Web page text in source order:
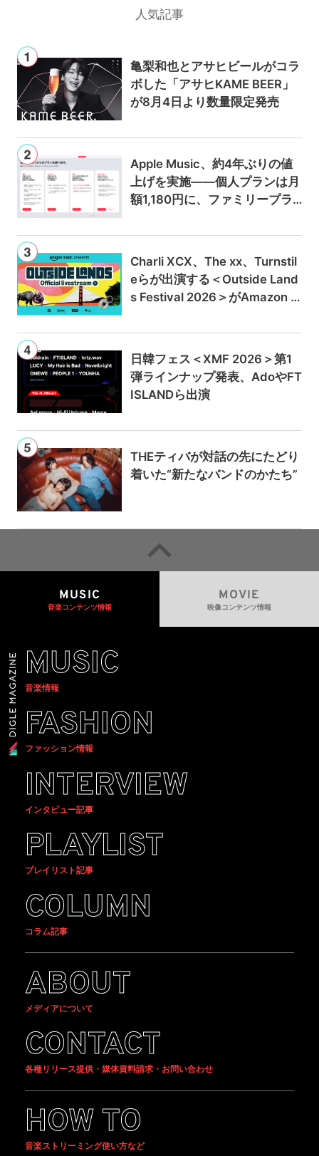
人気記事
亀梨和也とアサヒビールがコラ
ボした「アサヒKAME BEER」
が8月4日より数量限定発売
Apple Music、約4年ぶりの値
上げを実施——個人プランは月
額1,180円に、ファミリープラ
Charli XCX、The xx、Turnstil
eらが出演する＜Outside Land
s Festival 2026＞がAmazon M
ブ配信
日韓フェス＜XMF 2026＞第1
弾ラインナップ発表、AdoやFT
ISLANDら出演
THEティバが対話の先にたどり
着いた“新たなバンドのかたち”
MUSIC
音楽コンテンツ情報
MOVIE
映像コンテンツ情報
MUSIC
音楽情報
FASHION
ファッション情報
INTERVIEW
インタビュー記事
PLAYLIST
プレイリスト記事
COLUMN
コラム記事
ABOUT
メディアについて
CONTACT
各種リリース提供・媒体資料請求・お問い合わせ
HOW TO
音楽ストリーミング使い方など